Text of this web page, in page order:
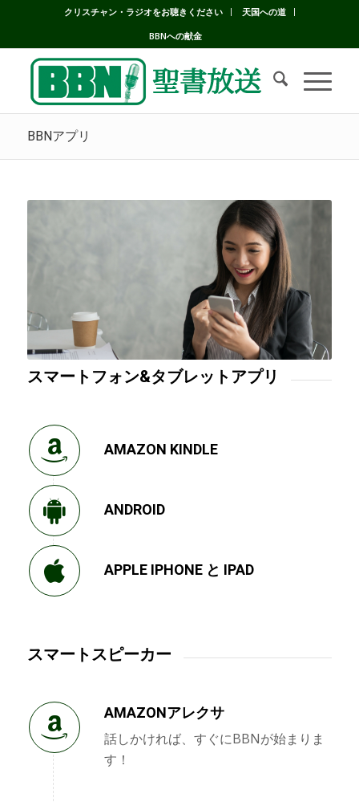
クリスチャン・ラジオをお聴きください
天国への道
BBNへの献金
BBNアプリ
スマートフォン&タブレットアプリ
AMAZON KINDLE
ANDROID
APPLE IPHONE と IPAD
スマートスピーカー
AMAZONアレクサ
話しかければ、すぐにBBNが始まりま
す！